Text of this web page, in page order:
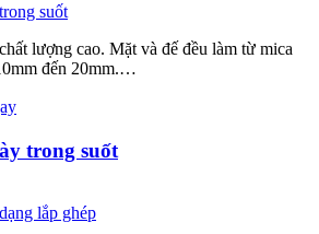
lượng cao. Mặt và đế đều làm từ mica
đến 20mm.…
trong suốt